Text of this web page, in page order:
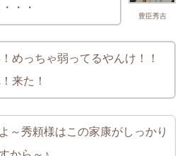
豊臣秀吉
・・
めっちゃ弱ってるやんけ！！
来た！
～秀頼様はこの家康がしっかり